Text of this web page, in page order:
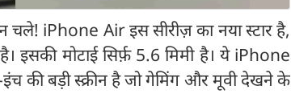
चले! iPhone Air इस सीरीज़ का नया स्टार है,
मोटाई सिर्फ़ 5.6 मिमी है। ये iPhone
की बड़ी स्क्रीन है जो गेमिंग और मूवी देखने के